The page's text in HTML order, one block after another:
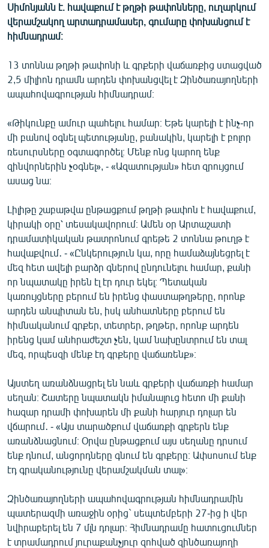
ԱՐԽԻՎ
ՏԵՍԱՆՅՈՒԹԵՐ
ՁԳՏԵԼՈՎ ԼԱՎԱԳՈՒՅՆԻՆ
ՓՈԴՔԱՍԹ
Հայերեն
English
Русский
ՀԵՏԵՎԵՔ ՄԵԶ
«Ազատության» բոլոր կայքերը
Սիմոնյանն է. հավաքում է թղթի թափոնները, ուղարկում
վերամշակող արտադրամասեր, գումարը փոխանցում է
հիմնադրամ։
13 տոննա թղթի թափոնի և գրքերի վաճառքից ստացված
2,5 միլիոն դրամն արդեն փոխանցվել է Զինծառայողների
ապահովագրության հիմնադրամ։
«Թիկունքը ամուր պահելու համար։ Եթե կարելի է ինչ-որ
մի բանով օգնել պետությանը, բանակին, կարելի է բոլոր
ռեսուրսները օգտագործել։ Մենք ոնց կարող ենք
զինվորներին չօգնել», - «Ազատության» հետ զրույցում
ասաց նա։
Լիլիթը շաբաթվա ընթացքում թղթի թափոն է հավաքում,
կիրակի օրը՝ տեսակավորում։ Ամեն օր Արտաշատի
դրամատիկական թատրոնում գրեթե 2 տոննա թուղթ է
հավաքվում․ - «Ընկերություն կա, որը համաձայնեցրել է
մեզ հետ ավելի բարձր գներով ընդունելու համար, քանի
որ նպատակը իրեն էլ էր դուր եկել։ Պետական
կառույցները բերում են իրենց փաստաթղթերը, որոնք
արդեն անպիտան են, իսկ անհատները բերում են
հիմնականում գրքեր, տետրեր, թղթեր, որոնք արդեն
իրենց կամ անհրաժեշտ չեն, կամ նախընտրում են տալ
մեզ, որպեսզի մենք էդ գրքերը վաճառենք»։
Այստեղ առանձնացրել են նաև գրքերի վաճառքի համար
սեղան։ Շատերը նպատակն իմանալուց հետո մի քանի
հազար դրամի փոխարեն մի քանի հարյուր դոլար են
վճարում․ - «Այս տարածքում վաճառքի գրքերն ենք
առանձնացնում։ Օրվա ընթացքում այս սեղանը դրսում
ենք դնում, անցորդները գնում են գրքերը։ Ափսոսում ենք
էդ գրականությունը վերամշակման տալ»։
Զինծառայողների ապահովագրության հիմնադրամին
պատերազմի առաջին օրից` սեպտեմբերի 27-ից ի վեր
նվիրաբերել են 7 մլն դոլար։ Հիմնադրամը հատուցումներ
է տրամադրում յուրաքանչյուր զոհված զինծառայողի